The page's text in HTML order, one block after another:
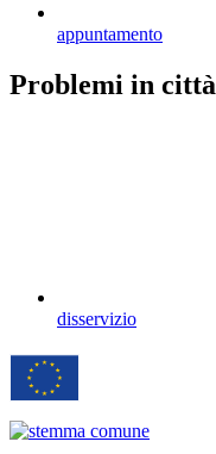
appuntamento
Problemi in città
disservizio